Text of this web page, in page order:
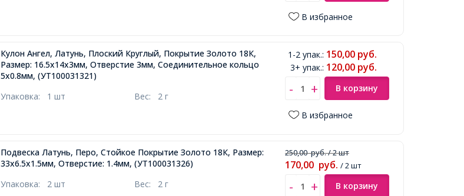
В избранное
Кулон Ангел, Латунь, Плоский Круглый, Покрытие Золото 18К,
Размер: 16.5х14х3мм, Отверстие 3мм, Соединительное кольцо
5х0.8мм, (УТ100031321)
Упаковка: 1 шт Вес: 2 г
1-2 упак.: 150,00 руб.
3+ упак.: 120,00 руб.
В корзину
В избранное
Подвеска Латунь, Перо, Стойкое Покрытие Золото 18К, Размер:
33х6.5х1.5мм, Отверстие: 1.4мм, (УТ100031326)
Упаковка: 2 шт Вес: 2 г
250,00руб./ 2 шт
170,00 руб. / 2 шт
В корзину